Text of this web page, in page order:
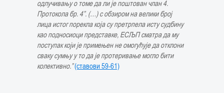
одлучивању о томе да ли је поштован члан 4.
Протокола бр. 4”. (…) с обзиром на велики број
лица истог порекла која су претрпела исту судбину
као подносиоци представке, ЕСЉП сматра да му
поступак који је примењен не омогућује да отклони
сваку сумњу у то да је протеривање могло бити
колективно.”(ставови 59-61)